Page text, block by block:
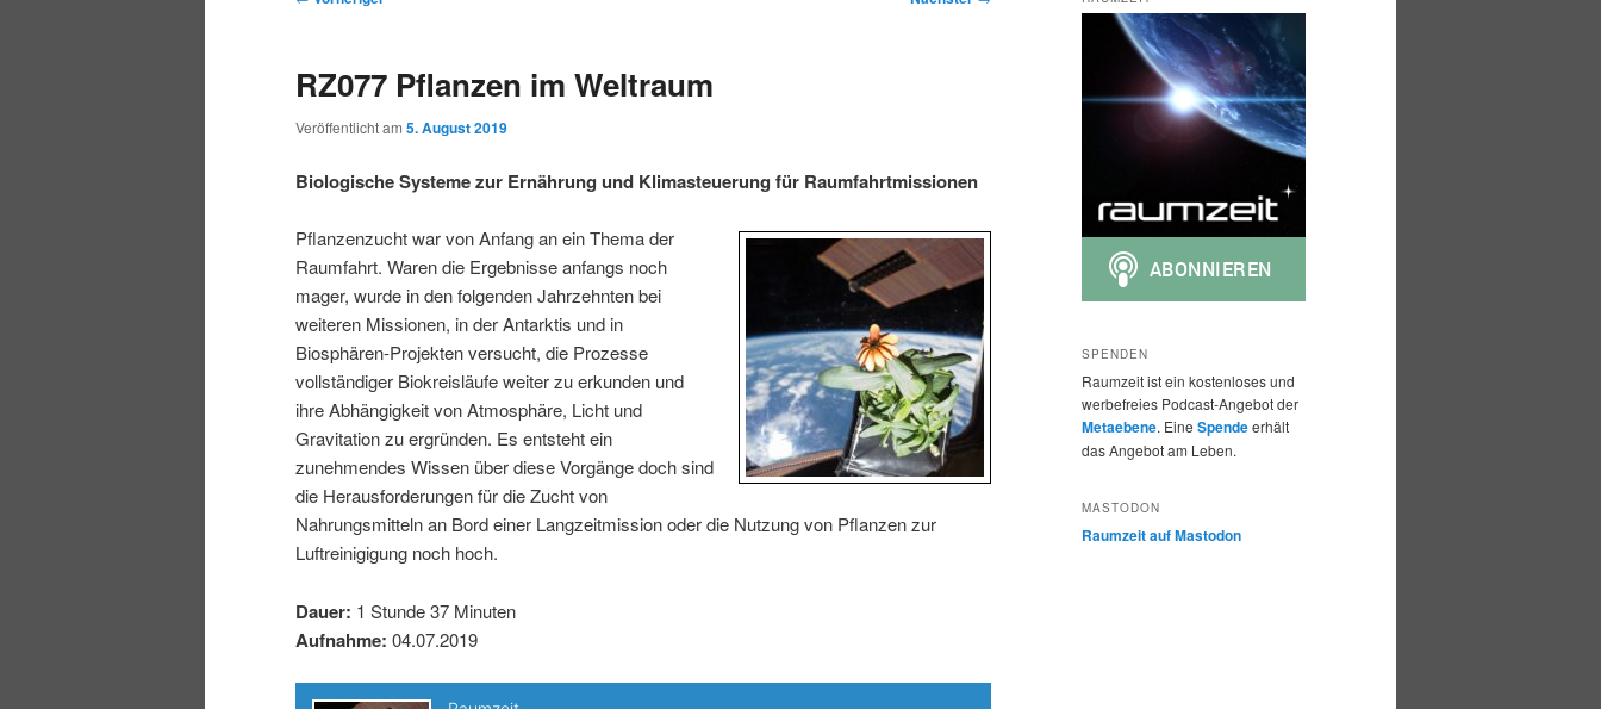
p
m
ä
r
e
n
I
n
h
s
u
n
d
ä
r
e
n
I
t
a
s
a
v
i
g
a
t
i
o
n
RZ077 Pflanzen im Weltraum
Veröffentlicht am 5. August 2019
Biologische Systeme zur Ernährung und Klimasteuerung für Raumfahrtmissionen
Pflanzenzucht war von Anfang an ein Thema der
Raumfahrt. Waren die Ergebnisse anfangs noch
mager, wurde in den folgenden Jahrzehnten bei
weiteren Missionen, in der Antarktis und in
Biosphären-Projekten versucht, die Prozesse
vollständiger Biokreisläufe weiter zu erkunden und
ihre Abhängigkeit von Atmosphäre, Licht und
Gravitation zu ergründen. Es entsteht ein
zunehmendes Wissen über diese Vorgänge doch sind
die Herausforderungen für die Zucht von
Nahrungsmitteln an Bord einer Langzeitmission oder die Nutzung von Pflanzen zur
Luftreinigigung noch hoch.
Dauer: 1 Stunde 37 Minuten
Aufnahme: 04.07.2019
SPENDEN
Raumzeit ist ein kostenloses und
werbefreies Podcast-Angebot der
Metaebene. Eine Spendeerhält
das Angebot am Leben.
MASTODON
Raumzeit auf Mastodon